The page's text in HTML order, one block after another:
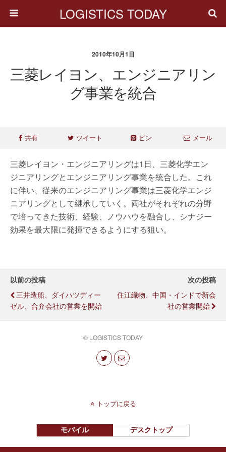
LOGISTICS TODAY
2010年10月1日
三菱レイヨン、エンジニアリン
グ事業を統合
共有 ツイート ピン メール
三菱レイヨン・エンジニアリングは1日、三菱化学エン
ジニアリングとエンジニアリング事業を統合した。これ
に伴い、従来のエンジニアリング事業は三菱化学エンジ
ニアリングとして継承していく。両社がそれぞれの分野
で培ってきた技術、経験、ノウハウを融合し、シナジー
効果を最大限に発揮できるようにする狙い。
以前の投稿
三井造船、ダイハツディー
ゼル、合弁会社の営業を開始
次の投稿
住江織物、中国・インドで新会
社の営業開始
© LOGISTICS TODAY
トップに戻る
モバイル デスクトップ